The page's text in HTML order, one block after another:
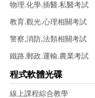
物理.化學.插醫.私醫考試
教育.觀光.心理相關考試
警察,消防,法類相關考試
鐵路.郵政.運輸.農業考試
程式軟體光碟
線上課程綜合教學